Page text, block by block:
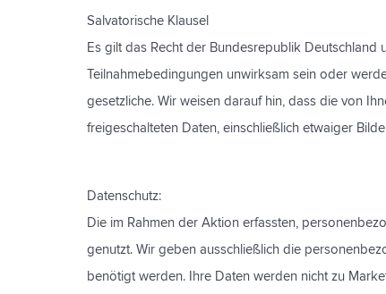
Salvatorische Klausel
Es gilt das Recht der Bundesrepublik Deutschland
Teilnahmebedingungen unwirksam sein oder
gesetzliche. Wir weisen darauf hin, dass die von
freigeschalteten Daten, einschließlich etwaiger
Datenschutz:
Die im Rahmen der Aktion erfassten,
genutzt. Wir geben ausschließlich die
benötigt werden. Ihre Daten werden nicht zu